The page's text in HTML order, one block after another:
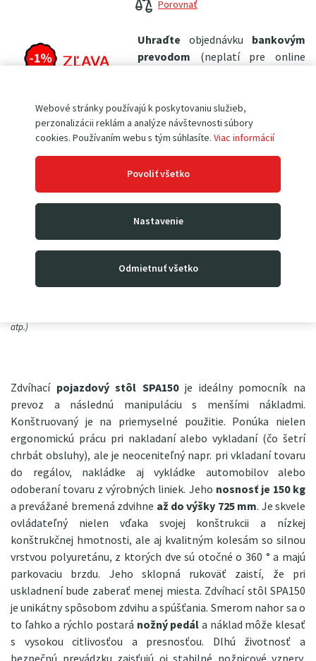
Webové stránky používajú k poskytovaniu služieb,
perzonalizácii reklám a analýze návštevnosti súbory
cookies. Používaním webu s tým súhlasíte. Viac informácií
Povoliť všetko
Nastavenie
Odmietnuť všetko
Uhraďte objednávku bankovým
prevodom (neplatí pre online
nákupu!
Stačí len v nákupnom košíku uplatniť zľavový kupón
PLATBA"
+ RUKAVICE AKO BONUS
K nákupu tohto tovaru máte
možnosť získať
pohodlnépracovné rukavice
PD5-6 len za 0,1€
atp.)
Zdvíhací pojazdový stôl SPA150je ideálny pomocník na
prevoz a následnú manipuláciu s menšími nákladmi.
Konštruovaný je na priemyselné použitie. Ponúka nielen
ergonomickú prácu pri nakladaní alebo vykladaní (čo šetrí
chrbát obsluhy), ale je neoceniteľný napr. pri vkladaní tovaru
do regálov, nakládke aj vykládke automobilov alebo
odoberaní tovaru z výrobných liniek. Jeho nosnosť je 150 kg
a prevážané bremená zdvihne až do výšky 725 mm. Je skvele
ovládateľný nielen vďaka svojej konštrukcii a nízkej
konštrukčnej hmotnosti, ale aj kvalitným kolesám so silnou
vrstvou polyuretánu, z ktorých dve sú otočné o 360 ° a majú
parkovaciu brzdu. Jeho sklopná rukoväť zaistí, že pri
uskladnení bude zaberať menej miesta. Zdvíhací stôl SPA150
je unikátny spôsobom zdvihu a spúšťania. Smerom nahor sa o
to ľahko a rýchlo postará nožný pedála náklad môže klesať
s vysokou citlivosťou a presnosťou. Dlhú životnosť a
Porovnať